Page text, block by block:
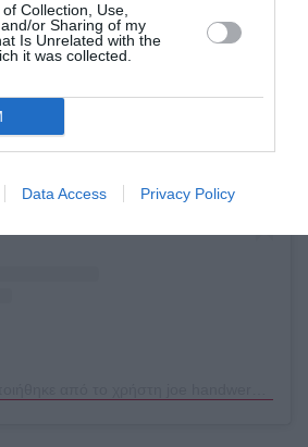
Collection, Use,
or Sharing of my
Is Unrelated with the
it was collected.
Data Access Privacy Policy
δημοσίευση στο Instagram.